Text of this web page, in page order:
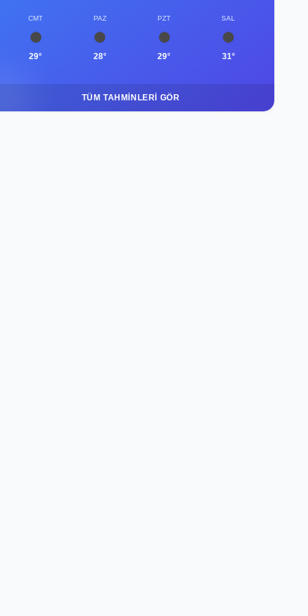
CMT
29°
PAZ
28°
PZT
29°
SAL
31°
TÜM TAHMINLERI GÖR